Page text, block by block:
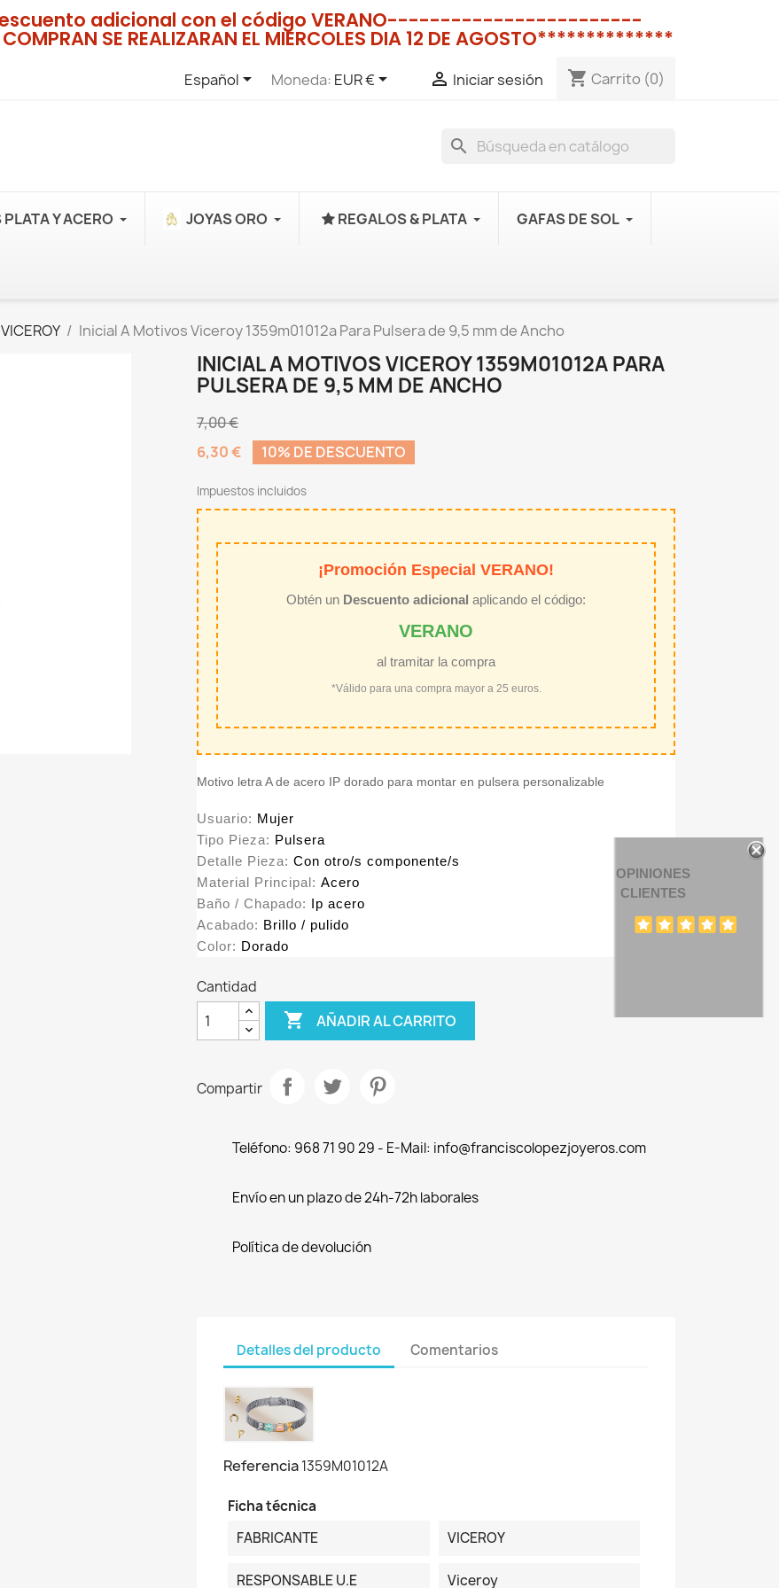
adicional con el código VERANO------------------------
SE REALIZARAN EL MIERCOLES DIA 12 DE AGOSTO**************
Español Moneda: EUR €  Iniciar sesión shopping_cart Carrito (0)
search
Y ACERO JOYAS ORO REGALOS & PLATA GAFAS DE SOL
Inicial A Motivos Viceroy 1359m01012a Para Pulsera de 9,5 mm de Ancho
INICIAL A MOTIVOS VICEROY 1359M01012A PARA
PULSERA DE 9,5 MM DE ANCHO
7,00 €
6,30 €
10% DE DESCUENTO
Impuestos incluidos
¡Promoción Especial VERANO!
Obtén un Descuento adicional aplicando el código:
VERANO
al tramitar la compra
*Válido para una compra mayor a 25 euros.
Motivo letra A de acero IP dorado para montar en pulsera personalizable
Usuario: Mujer
Tipo Pieza: Pulsera
Detalle Pieza: Con otro/s componente/s
Material Principal: Acero
Baño / Chapado: Ip acero
Acabado: Brillo / pulido
Color: Dorado
Cantidad
 AÑADIR AL CARRITO
Compartir
Teléfono: 968 71 90 29 - E-Mail: info@franciscolopezjoyeros.com
Envío en un plazo de 24h-72h laborales
Política de devolución
Detalles del producto Comentarios
Referencia1359M01012A
Ficha técnica
FABRICANTE
VICEROY
RESPONSABLE U.E Viceroy
OPINIONES
CLIENTES